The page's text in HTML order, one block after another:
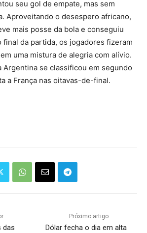
seu gol de empate, mas sem
Aproveitando o desespero africano,
mais posse da bola e conseguiu
final da partida, os jogadores fizeram
uma mistura de alegria com alívio.
Argentina se classificou em segundo
a França nas oitavas-de-final.
das
Próximo artigo
Dólar fecha o dia em alta